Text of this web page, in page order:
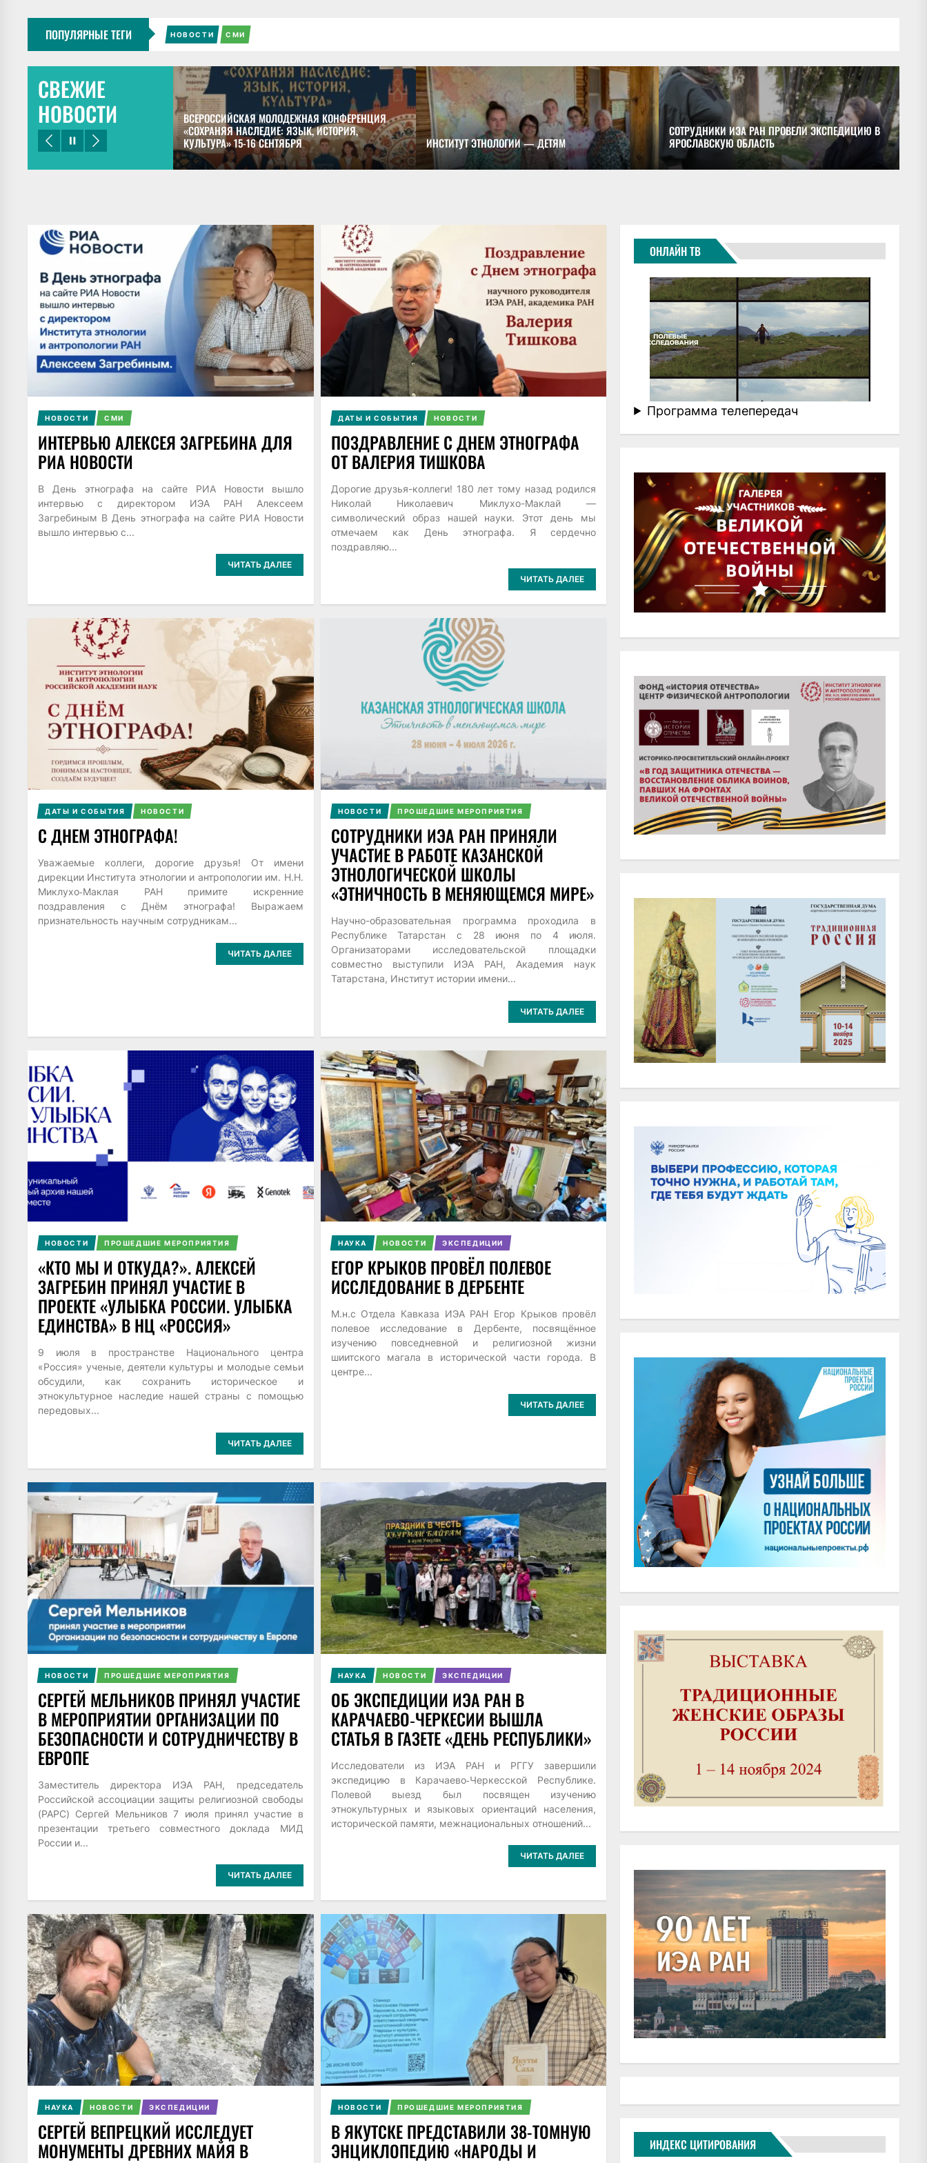
ПОПУЛЯРНЫЕ ТЕГИ НОВОСТИ СМИ
СВЕЖИЕ
НОВОСТИ
ПРЕДСТАВИЛ ДОКЛАДЫ НА
КОНГРЕССЕ МАЙЯНИСТОВ В
ВСЕРОССИЙСКАЯ МОЛОДЕЖНАЯ КОНФЕРЕНЦИЯ
«СОХРАНЯЯ НАСЛЕДИЕ: ЯЗЫК, ИСТОРИЯ,
КУЛЬТУРА» 15-16 СЕНТЯБРЯ
ИНСТИТУТ ЭТНОЛОГИИ — ДЕТЯМ
СОТРУДНИКИ ИЭА РАН ПРОВЕЛИ ЭКСПЕДИЦИЮ В
ЯРОСЛАВСКУЮ ОБЛАСТЬ
НОВОСТИ СМИ
ИНТЕРВЬЮ АЛЕКСЕЯ ЗАГРЕБИНА ДЛЯ
РИА НОВОСТИ
В День этнографа на сайте РИА Новости вышло
интервью с директором ИЭА РАН Алексеем
Загребиным В День этнографа на сайте РИА Новости
вышло интервью с...
ЧИТАТЬ ДАЛЕЕ
ДАТЫ И СОБЫТИЯ НОВОСТИ
ПОЗДРАВЛЕНИЕ С ДНЕМ ЭТНОГРАФА
ОТ ВАЛЕРИЯ ТИШКОВА
Дорогие друзья-коллеги! 180 лет тому назад родился
Николай Николаевич Миклухо-Маклай —
символический образ нашей науки. Этот день мы
отмечаем как День этнографа. Я сердечно
поздравляю...
ЧИТАТЬ ДАЛЕЕ
ДАТЫ И СОБЫТИЯ НОВОСТИ
С ДНЕМ ЭТНОГРАФА!
Уважаемые коллеги, дорогие друзья! От имени
дирекции Института этнологии и антропологии им. Н.Н.
Миклухо‑Маклая РАН примите искренние
поздравления с Днём этнографа! Выражаем
признательность научным сотрудникам...
ЧИТАТЬ ДАЛЕЕ
НОВОСТИ ПРОШЕДШИЕ МЕРОПРИЯТИЯ
СОТРУДНИКИ ИЭА РАН ПРИНЯЛИ
УЧАСТИЕ В РАБОТЕ КАЗАНСКОЙ
ЭТНОЛОГИЧЕСКОЙ ШКОЛЫ
«ЭТНИЧНОСТЬ В МЕНЯЮЩЕМСЯ МИРЕ»
Научно-образовательная программа проходила в
Республике Татарстан с 28 июня по 4 июля.
Организаторами исследовательской площадки
совместно выступили ИЭА РАН, Академия наук
Татарстана, Институт истории имени...
ЧИТАТЬ ДАЛЕЕ
НОВОСТИ ПРОШЕДШИЕ МЕРОПРИЯТИЯ
«КТО МЫ И ОТКУДА?». АЛЕКСЕЙ
ЗАГРЕБИН ПРИНЯЛ УЧАСТИЕ В
ПРОЕКТЕ «УЛЫБКА РОССИИ. УЛЫБКА
ЕДИНСТВА» В НЦ «РОССИЯ»
9 июля в пространстве Национального центра
«Россия» ученые, деятели культуры и молодые семьи
обсудили, как сохранить историческое и
этнокультурное наследие нашей страны с помощью
передовых...
ЧИТАТЬ ДАЛЕЕ
НАУКА НОВОСТИ ЭКСПЕДИЦИИ
ЕГОР КРЫКОВ ПРОВЁЛ ПОЛЕВОЕ
ИССЛЕДОВАНИЕ В ДЕРБЕНТЕ
М.н.с Отдела Кавказа ИЭА РАН Егор Крыков провёл
полевое исследование в Дербенте, посвящённое
изучению повседневной и религиозной жизни
шиитского магала в исторической части города. В
центре...
ЧИТАТЬ ДАЛЕЕ
НОВОСТИ ПРОШЕДШИЕ МЕРОПРИЯТИЯ
СЕРГЕЙ МЕЛЬНИКОВ ПРИНЯЛ УЧАСТИЕ
В МЕРОПРИЯТИИ ОРГАНИЗАЦИИ ПО
БЕЗОПАСНОСТИ И СОТРУДНИЧЕСТВУ В
ЕВРОПЕ
Заместитель директора ИЭА РАН, председатель
Российской ассоциации защиты религиозной свободы
(РАРС) Сергей Мельников 7 июля принял участие в
презентации третьего совместного доклада МИД
России и...
ЧИТАТЬ ДАЛЕЕ
НАУКА НОВОСТИ ЭКСПЕДИЦИИ
ОБ ЭКСПЕДИЦИИ ИЭА РАН В
КАРАЧАЕВО‑ЧЕРКЕСИИ ВЫШЛА
СТАТЬЯ В ГАЗЕТЕ «ДЕНЬ РЕСПУБЛИКИ»
Исследователи из ИЭА РАН и РГГУ завершили
экспедицию в Карачаево‑Черкесской Республике.
Полевой выезд был посвящен изучению
этнокультурных и языковых ориентаций населения,
исторической памяти, межнациональных отношений...
ЧИТАТЬ ДАЛЕЕ
НАУКА НОВОСТИ ЭКСПЕДИЦИИ
СЕРГЕЙ ВЕПРЕЦКИЙ ИССЛЕДУЕТ
МОНУМЕНТЫ ДРЕВНИХ МАЙЯ В
НОВОСТИ ПРОШЕДШИЕ МЕРОПРИЯТИЯ
В ЯКУТСКЕ ПРЕДСТАВИЛИ 38-ТОМНУЮ
ЭНЦИКЛОПЕДИЮ «НАРОДЫ И
ОНЛАЙН ТВ
Программа телепередач
ИНДЕКС ЦИТИРОВАНИЯ